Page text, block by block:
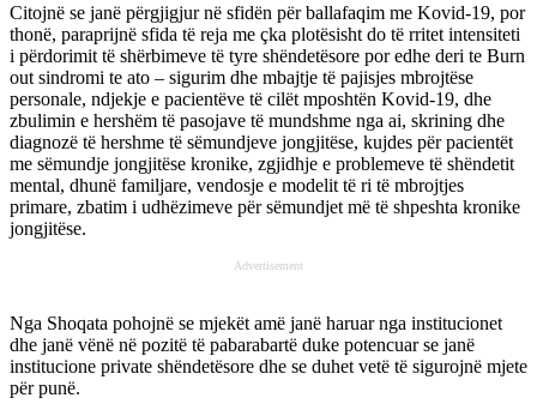
Citojnë se janë përgjigjur në sfidën për ballafaqim me Kovid-19, por
thonë, paraprijnë sfida të reja me çka plotësisht do të rritet intensiteti
i përdorimit të shërbimeve të tyre shëndetësore por edhe deri te Burn
out sindromi te ato – sigurim dhe mbajtje të pajisjes mbrojtëse
personale, ndjekje e pacientëve të cilët mposhtën Kovid-19, dhe
zbulimin e hershëm të pasojave të mundshme nga ai, skrining dhe
diagnozë të hershme të sëmundjeve jongjitëse, kujdes për pacientët
me sëmundje jongjitëse kronike, zgjidhje e problemeve të shëndetit
mental, dhunë familjare, vendosje e modelit të ri të mbrojtjes
primare, zbatim i udhëzimeve për sëmundjet më të shpeshta kronike
jongjitëse.
Advertisement
Nga Shoqata pohojnë se mjekët amë janë haruar nga institucionet
dhe janë vënë në pozitë të pabarabartë duke potencuar se janë
institucione private shëndetësore dhe se duhet vetë të sigurojnë mjete
për punë.